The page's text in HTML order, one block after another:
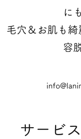
に
毛穴＆お肌も
容
サービ